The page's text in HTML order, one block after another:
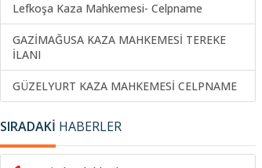
Lefkoşa Kaza Mahkemesi- Celpname
GAZİMAĞUSA KAZA MAHKEMESİ TEREKE
İLANI
GÜZELYURT KAZA MAHKEMESİ CELPNAME
SIRADAKİ HABERLER